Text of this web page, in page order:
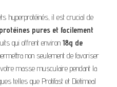
hyperprotéinés, il est crucial de
protéines pures et facilement
qui offrent environ 18g de
non seulement de favoriser
masse musculaire pendant la
telles que Protifast et Dietimeal